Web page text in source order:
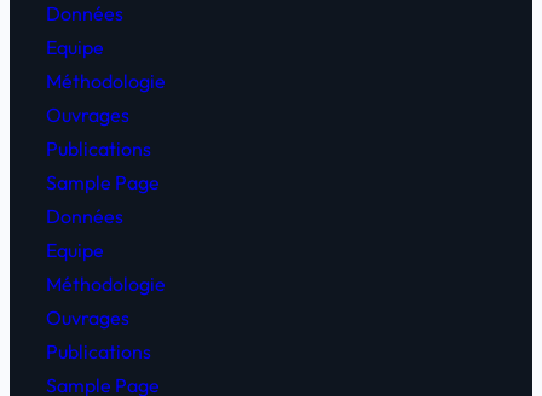
Données
Equipe
Méthodologie
Ouvrages
Publications
Sample Page
Données
Equipe
Méthodologie
Ouvrages
Publications
Sample Page